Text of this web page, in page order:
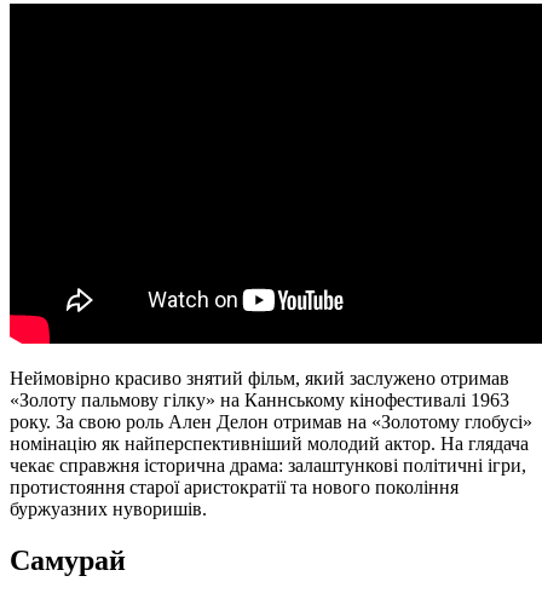
Неймовірно красиво знятий фільм, який заслужено отримав
«Золоту пальмову гілку» на Каннському кінофестивалі 1963
року. За свою роль Ален Делон отримав на «Золотому глобусі»
номінацію як найперспективніший молодий актор. На глядача
чекає справжня історична драма: залаштункові політичні ігри,
протистояння старої аристократії та нового покоління
буржуазних нуворишів.
Самурай